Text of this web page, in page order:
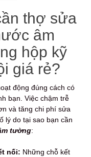
thợ sửa
âm
hộp kỹ
giá rẻ?
động đúng cách có
bạn. Việc chậm trễ
và tăng chi phí sửa
lý do tại sao bạn cần
tường:
nối: Những chỗ kết